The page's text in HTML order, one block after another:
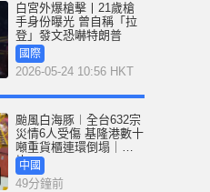
白宮外爆槍擊丨21歲槍
手身份曝光 曾自稱「拉
登」發文恐嚇特朗普
國際
2026-05-24 10:56 HKT
颱風白海豚︱全台632宗
災情6人受傷 基隆港數十
噸重貨櫃連環倒塌｜有
片中國
49分鐘前